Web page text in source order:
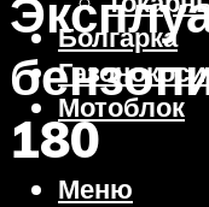
Болгарка
Мотоблок
Меню
180